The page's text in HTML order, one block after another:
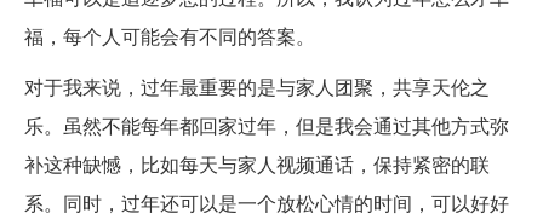
福，每个人可能会有不同的答案。
对于我来说，过年最重要的是与家人团聚，共享天伦之
乐。虽然不能每年都回家过年，但是我会通过其他方式弥
补这种缺憾，比如每天与家人视频通话，保持紧密的联
系。同时，过年还可以是一个放松心情的时间，可以好好